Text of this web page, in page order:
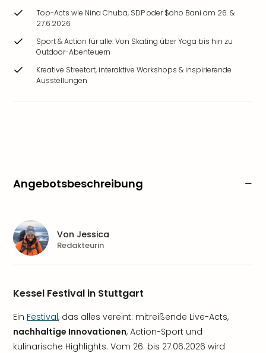
Top-Acts wie Nina Chuba, SDP oder $oho Bani am 26. &
27.6.2026
Sport & Action für alle: Von Skating über Yoga bis hin zu
Outdoor-Abenteuern
Kreative Streetart, interaktive Workshops & inspirierende
Ausstellungen
Angebotsbeschreibung
Kessel Festival in Stuttgart
Ein Festival, das alles vereint: mitreißende Live-Acts,
nachhaltige Innovationen, Action-Sport und
kulinarische Highlights. Vom 26. bis 27.06.2026 wird
Von Jessica
Redakteurin